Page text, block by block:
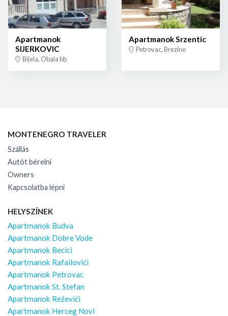
Apartmanok
SIJERKOVIC
Bijela, Obala bb
Apartmanok Srzentic
Petrovac, Brezine
MONTENEGRO TRAVELER
Szállás
Autót bérelni
Owners
Kapcsolatba lépni
HELYSZÍNEK
Apartmanok Budva
Apartmanok Dobre Vode
Apartmanok Becici
Apartmanok Rafailovići
Apartmanok Petrovac
Apartmanok St. Stefan
Apartmanok Reževići
Apartmanok Herceg Novi